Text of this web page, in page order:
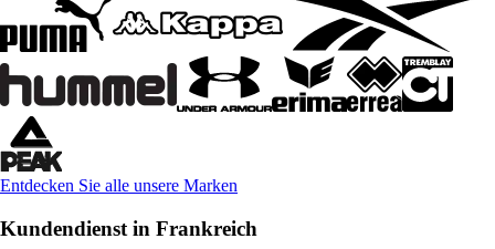
Entdecken Sie alle unsere Marken
Kundendienst in Frankreich